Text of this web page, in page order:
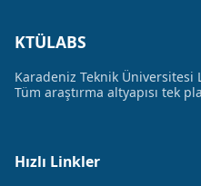
KTÜLABS
Karadeniz Teknik Üniversitesi
Tüm araştırma altyapısı tek
Hızlı Linkler